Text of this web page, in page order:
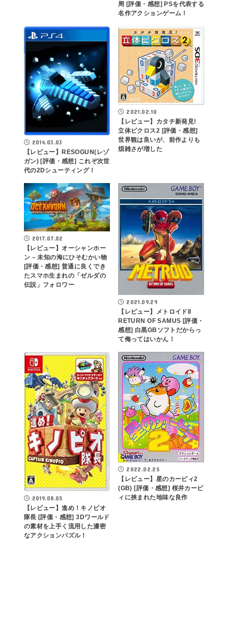
周 [評価・感想] PSを代表する
名作アクションゲーム！
2014.03.03
【レビュー】RESOGUN(レゾ
ガン) [評価・感想] これぞ次世
代の2Dシューティング！
2021.02.10
【レビュー】カタチ新発見!
立体ピクロス2 [評価・感想]
世界観は良いが、前作よりも
煩雑さが増した
2017.07.02
【レビュー】オーシャンホー
ン – 未知の海にひそむかい物
[評価・感想] 普通に良くでき
たスマホ生まれの「ゼルダの
伝説」フォロワー
2021.09.29
【レビュー】メトロイドII
RETURN OF SAMUS [評価・
感想] 白黒GBソフトだからっ
て侮ってはいかん！
2019.08.05
【レビュー】進め！キノピオ
隊長 [評価・感想] 3Dワールド
の素材を上手く流用した濃密
なアクションパズル！
2022.02.25
【レビュー】星のカービィ2
(GB) [評価・感想] 桜井カービ
ィに挟まれた地味な良作